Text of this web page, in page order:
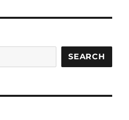
Mengajarkan
dan
SEARCH